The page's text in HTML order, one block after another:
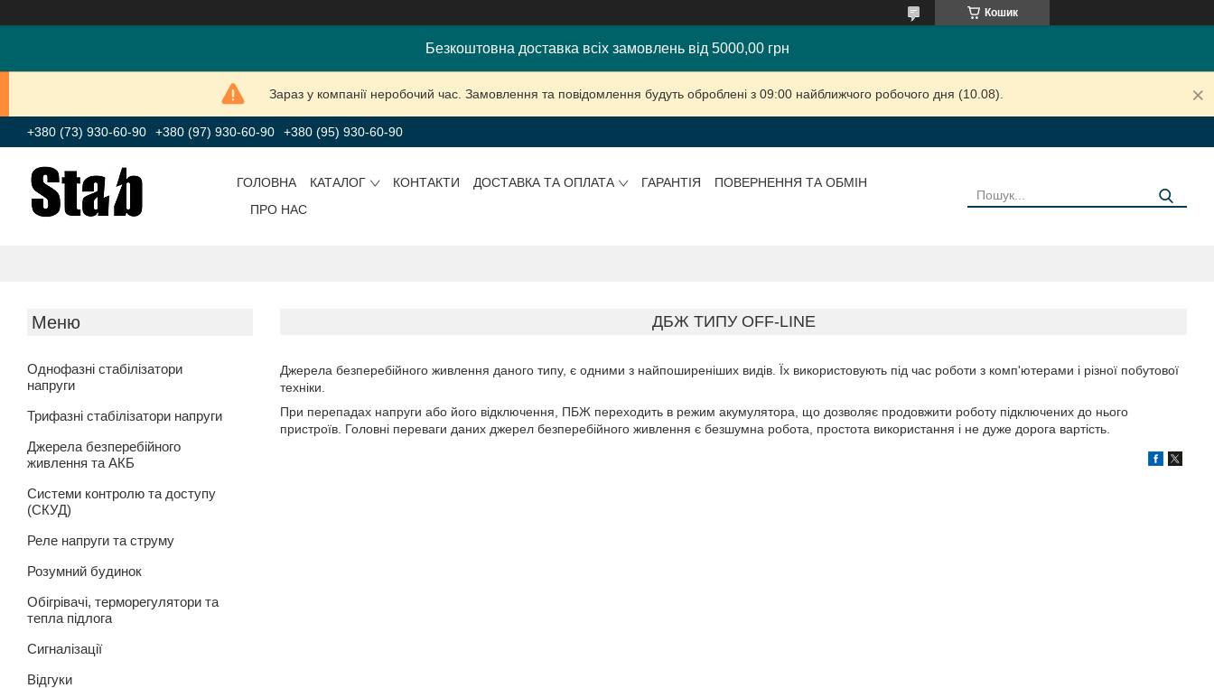
Кошик
Безкоштовна доставка всіх замовлень від 5000,00 грн
Зараз у компанії неробочий час. Замовлення та повідомлення будуть оброблені з 09:00 найближчого робочого дня (10.08).
+380 (73) 930-60-90 +380 (97) 930-60-90 +380 (95) 930-60-90
ГОЛОВНА КАТАЛОГ КОНТАКТИ ДОСТАВКА ТА ОПЛАТА ГАРАНТІЯ
ПОВЕРНЕННЯ ТА ОБМІН
ПРО НАС
Однофазні стабілізатори
напруги
Трифазні стабілізатори напруги
Джерела безперебійного
живлення та АКБ
Системи контролю та доступу
(СКУД)
Реле напруги та струму
Розумний будинок
Обігрівачі, терморегулятори та
тепла підлога
Сигналізації
Відгуки
ДБЖ ТИПУ OFF-LINE
Джерела безперебійного живлення даного типу, є одними з найпоширеніших видів. Їх використовують під час роботи з комп'ютерами і різної побутової
техніки.
При перепадах напруги або його відключення, ПБЖ переходить в режим акумулятора, що дозволяє продовжити роботу підключених до нього
пристроїв. Головні переваги даних джерел безперебійного живлення є безшумна робота, простота використання і не дуже дорога вартість.